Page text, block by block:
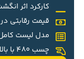
کارکرد اثر
قیمت رقابتی
مدل لیست
چسب 480 با بالاترین کیفیت